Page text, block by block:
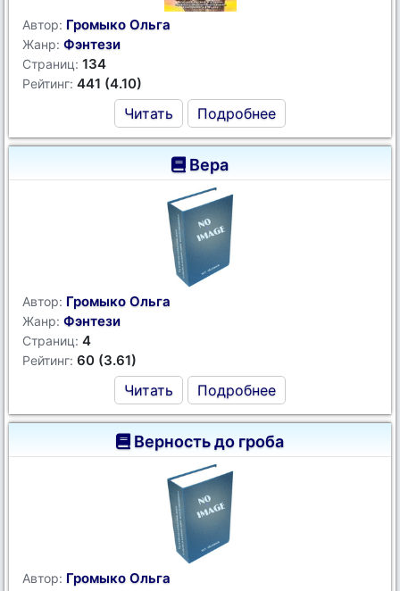
Автор: Громыко Ольга
Жанр: Фэнтези
Страниц: 134
Рейтинг: 441 (4.10)
Читать Подробнее
Вера
Автор: Громыко Ольга
Жанр: Фэнтези
Страниц: 4
Рейтинг: 60 (3.61)
Читать Подробнее
Верность до гроба
Автор: Громыко Ольга